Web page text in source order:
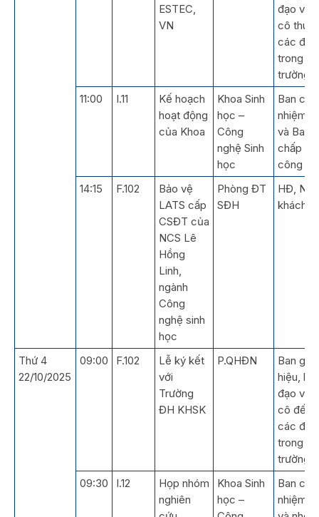
ESTEC,
VN
đạo và
cô
các
trong
trường
11:00
I.11
Kế hoạch
hoạt động
của Khoa
Khoa Sinh
học –
Công
nghệ Sinh
học
Ban chủ
nhiệm
và Ban
chấp
công
14:15
F.102
Bảo vệ
LATS cấp
CSĐT của
NCS Lê
Hồng
Linh,
ngành
Công
nghệ sinh
học
Phòng ĐT
SĐH
HĐ,
khách
Thứ 4
22/10/2025
09:00 F.102
Lễ ký kết
với
Trường
ĐH KHSK
P.QHĐN
Ban
hiệu,
đạo và
cô đến
các
trong
trường
09:30
I.12
Họp nhóm
nghiên
Khoa Sinh
học –
Ban chủ
nhiệm